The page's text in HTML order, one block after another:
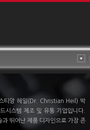
티앙 헤일(Dr. Christian Heil) 박
시스템 제조 및 유통 기업입니다.
뛰어난 제품 디자인으로 가장 존